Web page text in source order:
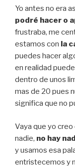
Yo antes no era
podré hacer o
frustraba, me
estamos con la
puedes hacer
en realidad
dentro de unos
mas de 20 pues
significa que no
Vaya que yo creo
nadie, no hay
y usamos esa
entristecemos y